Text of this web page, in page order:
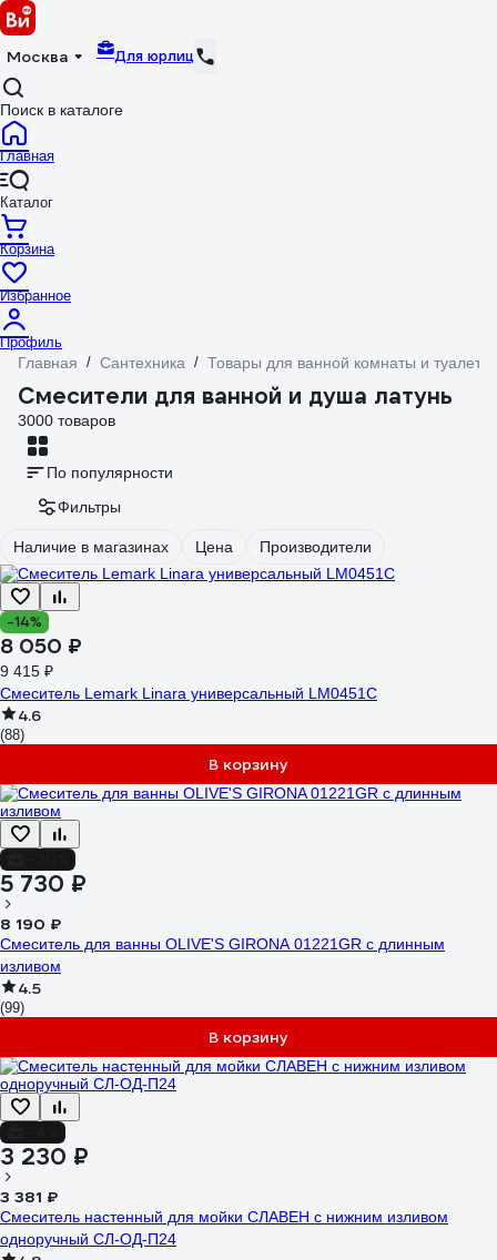
Москва Для юрлиц
Поиск в каталоге
Главная
Каталог
Корзина
Избранное
Профиль
Главная / Сантехника / Товары для ванной комнаты и туалета
Смесители для ванной и душа латунь
3000 товаров
По популярности
Фильтры
Наличие в магазинах Цена Производители
-14%
8 050 ₽
9 415 ₽
Смеситель Lemark Linara универсальный LM0451C
4.6
(88)
В корзину
5 730 ₽
8 190 ₽
Смеситель для ванны OLIVE'S GIRONA 01221GR с длинным
изливом
4.5
(99)
В корзину
3 230 ₽
3 381 ₽
Смеситель настенный для мойки СЛАВЕН с нижним изливом
одноручный СЛ-ОД-П24